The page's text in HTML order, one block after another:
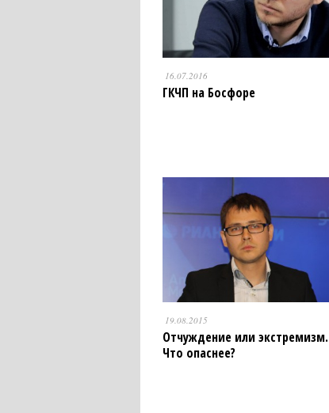
16.07.2016
ГКЧП на Босфоре
19.08.2015
Отчуждение или экстремизм.
Что опаснее?